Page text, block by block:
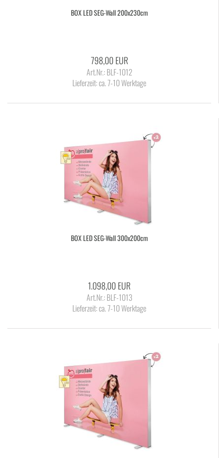
BOX LED SEG-​Wall 200x230cm
798,00 EUR
Art.Nr.: BLF-1012
Lieferzeit:ca. 7-10 Werktage
BOX LED SEG-​Wall 300x200cm
1.098,00 EUR
Art.Nr.: BLF-1013
Lieferzeit:ca. 7-10 Werktage